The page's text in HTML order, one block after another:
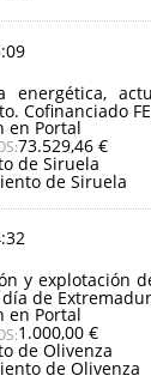
energética,
Cofinanciado
en Portal
73.529,46 €
de Siruela
de Siruela
y explotación
de
en Portal
1.000,00 €
de Olivenza
de Olivenza